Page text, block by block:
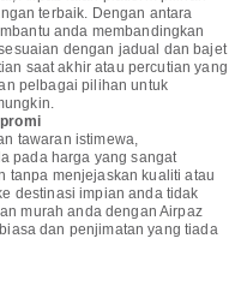
terbaik. Dengan antara
anda membandingkan
dengan jadual dan bajet
saat akhir atau percutian yang
pelbagai pilihan untuk
tawaran istimewa,
pada harga yang sangat
tanpa menjejaskan kualiti atau
destinasi impian anda tidak
murah anda dengan Airpaz
dan penjimatan yang tiada